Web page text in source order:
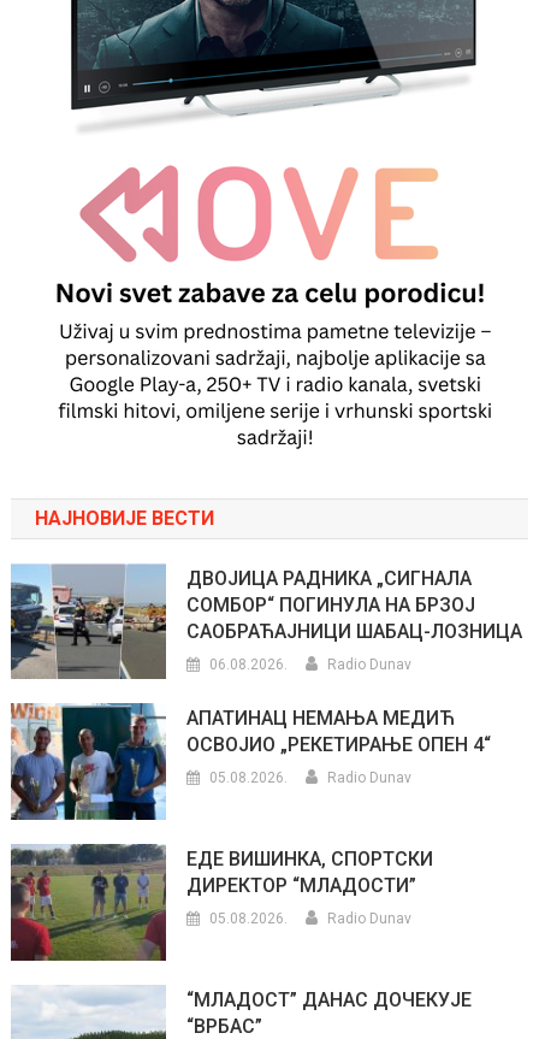
НАЈНОВИЈЕ ВЕСТИ
ДВОЈИЦА РАДНИКА „СИГНАЛА
СОМБОР“ ПОГИНУЛА НА БРЗОЈ
САОБРАЋАЈНИЦИ ШАБАЦ-ЛОЗНИЦА
06.08.2026. Radio Dunav
АПАТИНАЦ НЕМАЊА МЕДИЋ
ОСВОЈИО „РЕКЕТИРАЊЕ ОПЕН 4“
05.08.2026. Radio Dunav
ЕДЕ ВИШИНКА, СПОРТСКИ
ДИРЕКТОР “МЛАДОСТИ”
05.08.2026. Radio Dunav
“МЛАДОСТ” ДАНАС ДОЧЕКУЈЕ
“ВРБАС”